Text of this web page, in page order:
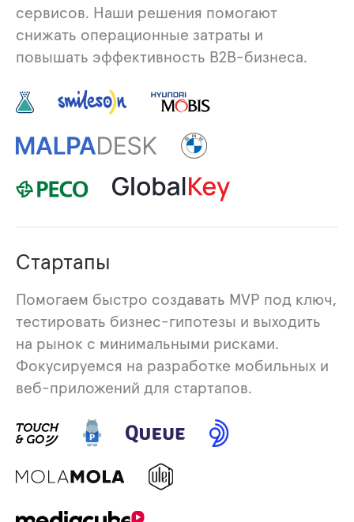
сервисов. Наши решения помогают
снижать операционные затраты и
повышать эффективность B2B-бизнеса.
Стартапы
Помогаем быстро создавать MVP под ключ,
тестировать бизнес-гипотезы и выходить
на рынок с минимальными рисками.
Фокусируемся на разработке мобильных и
веб-приложений для стартапов.